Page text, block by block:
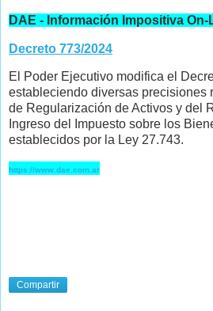
DAE - Información Impositiva On-
Decreto 773/2024
El Poder Ejecutivo modifica el
estableciendo diversas precisiones
de Regularización de Activos y del
Ingreso del Impuesto sobre los
establecidos por la Ley 27.743.
https://www.dae.com.ar
Compartir